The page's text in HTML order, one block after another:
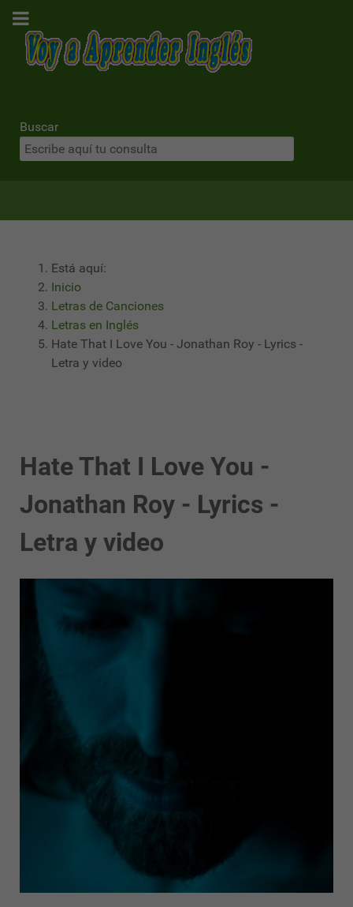
Buscar
Está aquí:
Inicio
Letras de Canciones
Letras en Inglés
Hate That I Love You - Jonathan Roy - Lyrics -
Letra y video
Hate That I Love You -
Jonathan Roy - Lyrics -
Letra y video